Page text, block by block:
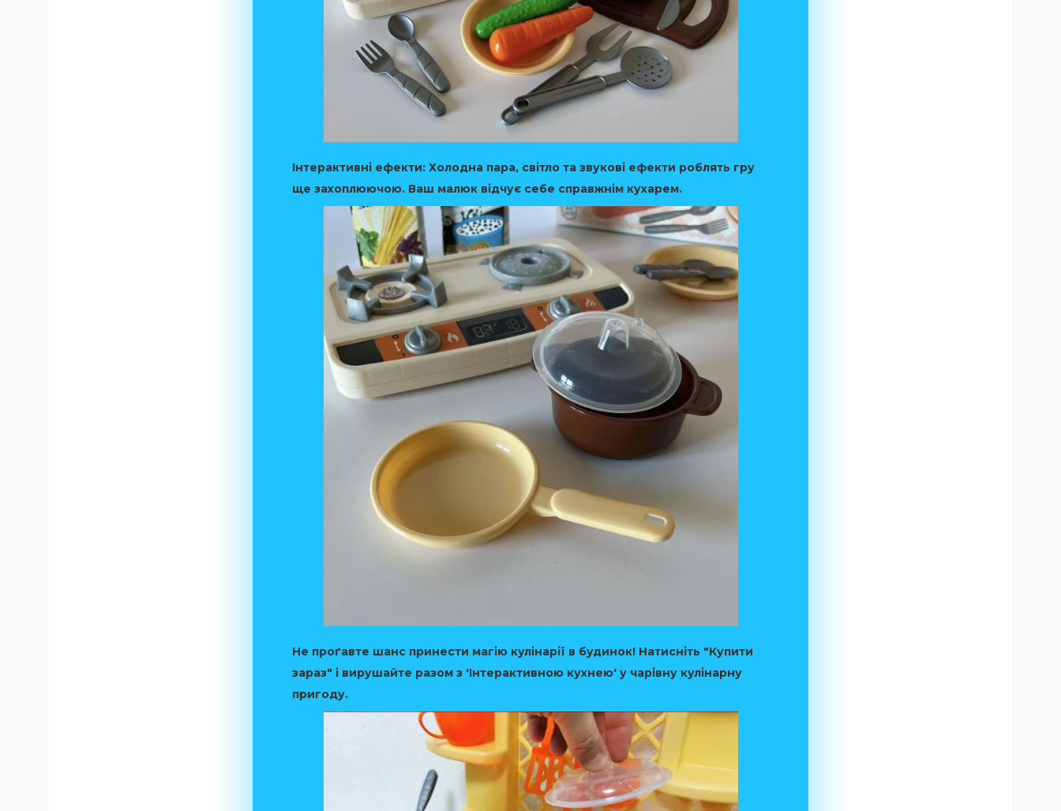
Інтерактивні ефекти: Холодна пара, світло та звукові ефекти роблять гру
ще захоплюючою. Ваш малюк відчує себе справжнім кухарем.
Не проґавте шанс принести магію кулінарії в будинок! Натисніть "Купити
зараз" і вирушайте разом з 'Інтерактивною кухнею' у чарівну кулінарну
пригоду.